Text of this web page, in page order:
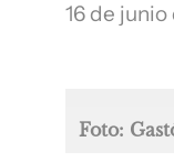
16 de
Foto: